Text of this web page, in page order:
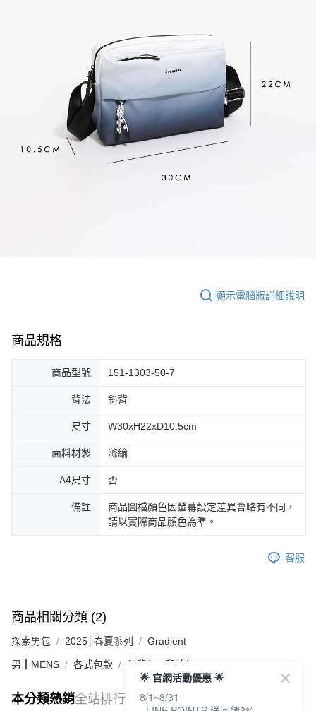
顯示電腦版詳細說明
商品規格
商品型號 151-1303-50-7
背法 斜背
尺寸 W30xH22xD10.5cm
面料材製 滌綸
A4尺寸 否
備註
商品圖檔顏色因螢幕設定差異會略有不同，
請以實際商品顏色為準。
客服
商品相關分類 (2)
探索男包 2025│春夏系列 Gradient
男┃MENS 各式包款 斜背包 / 郵差包
本分類熱銷全站排行
🌟 官網活動優惠 🌟
8/1~8/31